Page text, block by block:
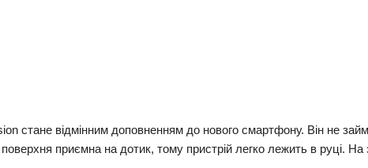
стане відмінним доповненням до нового смартфону. Він не
приємна на дотик, тому пристрій легко лежить в руці. На